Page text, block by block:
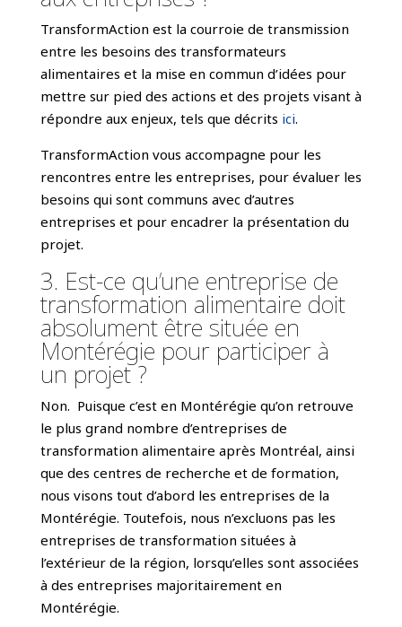
TransformAction est la courroie de transmission
entre les besoins des transformateurs
alimentaires et la mise en commun d’idées pour
mettre sur pied des actions et des projets visant à
répondre aux enjeux, tels que décrits ici.
TransformAction vous accompagne pour les
rencontres entre les entreprises, pour évaluer les
besoins qui sont communs avec d’autres
entreprises et pour encadrer la présentation du
projet.
3. Est-ce qu’une entreprise de
transformation alimentaire doit
absolument être située en
Montérégie pour participer à
un projet ?
Non. Puisque c’est en Montérégie qu’on retrouve
le plus grand nombre d’entreprises de
transformation alimentaire après Montréal, ainsi
que des centres de recherche et de formation,
nous visons tout d’abord les entreprises de la
Montérégie. Toutefois, nous n’excluons pas les
entreprises de transformation situées à
l’extérieur de la région, lorsqu’elles sont associées
à des entreprises majoritairement en
Montérégie.